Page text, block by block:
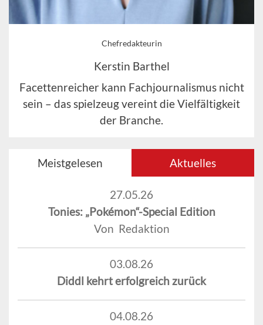
Chefredakteurin
Kerstin Barthel
Facettenreicher kann Fachjournalismus nicht
sein – das spielzeug vereint die Vielfältigkeit
der Branche.
Meistgelesen Aktuelles
27.05.26
Tonies: „Pokémon“-Special Edition
Von Redaktion
03.08.26
Diddl kehrt erfolgreich zurück
04.08.26